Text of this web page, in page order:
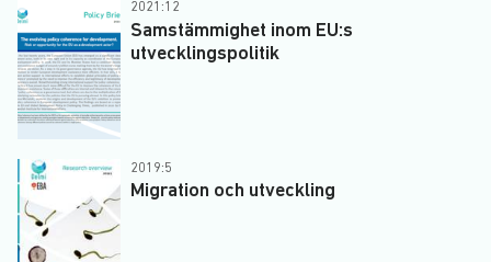
2021:12
Samstämmighet inom EU:s
utvecklingspolitik
2019:5
Migration och utveckling